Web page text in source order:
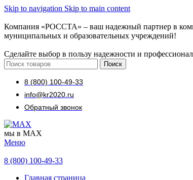
Skip to navigation Skip to main content
Компания «РОССТА» – ваш надежный партнер в
муниципальных и образовательных учреждений!
Сделайте выбор в пользу надежности и
Поиск
8 (800) 100-49-33
info@kr2020.ru
Обратный звонок
мы в MAX
Меню
8 (800) 100-49-33
Главная страница